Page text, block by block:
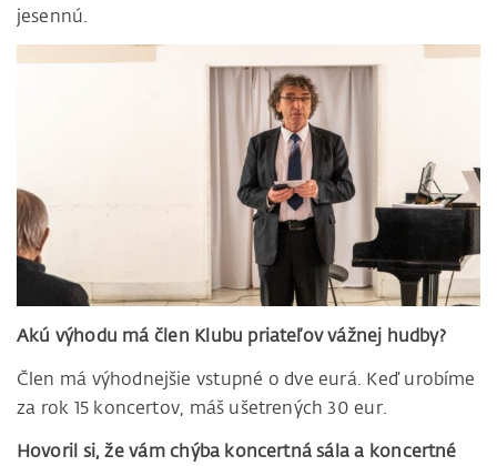
jesennú.
Akú výhodu má člen Klubu priateľov vážnej hudby?
Člen má výhodnejšie vstupné o dve eurá. Keď urobíme
za rok 15 koncertov, máš ušetrených 30 eur.
Hovoril si, že vám chýba koncertná sála a koncertné